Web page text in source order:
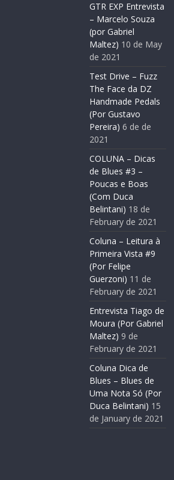
GTR EXP Entrevista
– Marcelo Souza
(por Gabriel
Maltez) 10 de May
de 2021
Test Drive – Fuzz
The Face da DZ
Handmade Pedals
(Por Gustavo
Pereira) 6 de de
2021
COLUNA – Dicas
de Blues #3 –
Poucas e Boas
(Com Duca
Belintani) 18 de
February de 2021
Coluna – Leitura à
Primeira Vista #9
(Por Felipe
Guerzoni) 11 de
February de 2021
Entrevista Tiago de
Moura (Por Gabriel
Maltez) 9 de
February de 2021
Coluna Dica de
Blues – Blues de
Uma Nota Só (Por
Duca Belintani) 15
de January de 2021